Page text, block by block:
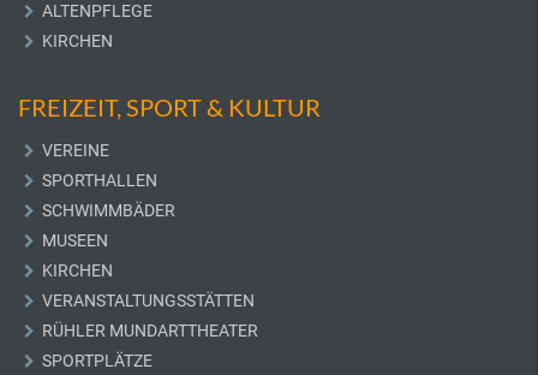
ALTENPFLEGE
KIRCHEN
FREIZEIT, SPORT & KULTUR
VEREINE
SPORTHALLEN
SCHWIMMBÄDER
MUSEEN
KIRCHEN
VERANSTALTUNGSSTÄTTEN
RÜHLER MUNDARTTHEATER
SPORTPLÄTZE